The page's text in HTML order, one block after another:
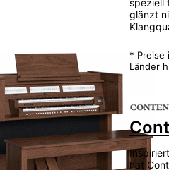
glänzt
* Preise
Länder
hat